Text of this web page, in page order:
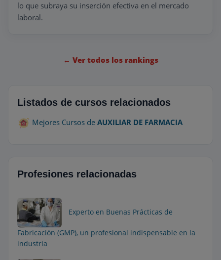
lo que subraya su inserción efectiva en el mercado
laboral.
← Ver todos los rankings
Listados de cursos relacionados
Mejores Cursos de AUXILIAR DE FARMACIA
Profesiones relacionadas
Experto en Buenas Prácticas de
Fabricación (GMP), un profesional indispensable en la
industria